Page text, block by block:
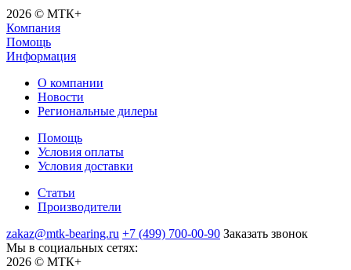
2026 © МТК+
Компания
Помощь
Информация
О компании
Новости
Региональные дилеры
Помощь
Условия оплаты
Условия доставки
Статьи
Производители
zakaz@mtk-bearing.ru +7 (499) 700-00-90 Заказать звонок
Мы в социальных сетях:
2026 © МТК+